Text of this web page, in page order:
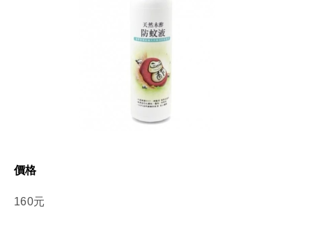
價格
160元